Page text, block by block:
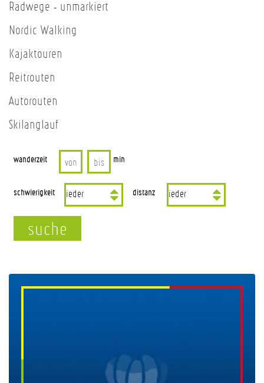
Radwege - unmarkiert
Nordic Walking
Kajaktouren
Reitrouten
Autorouten
Skilanglauf
wanderzeit min
schwierigkeit distanz
suche